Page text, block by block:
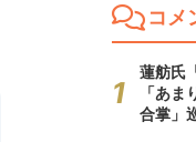
コメ
蓮舫氏
「あ
合掌」